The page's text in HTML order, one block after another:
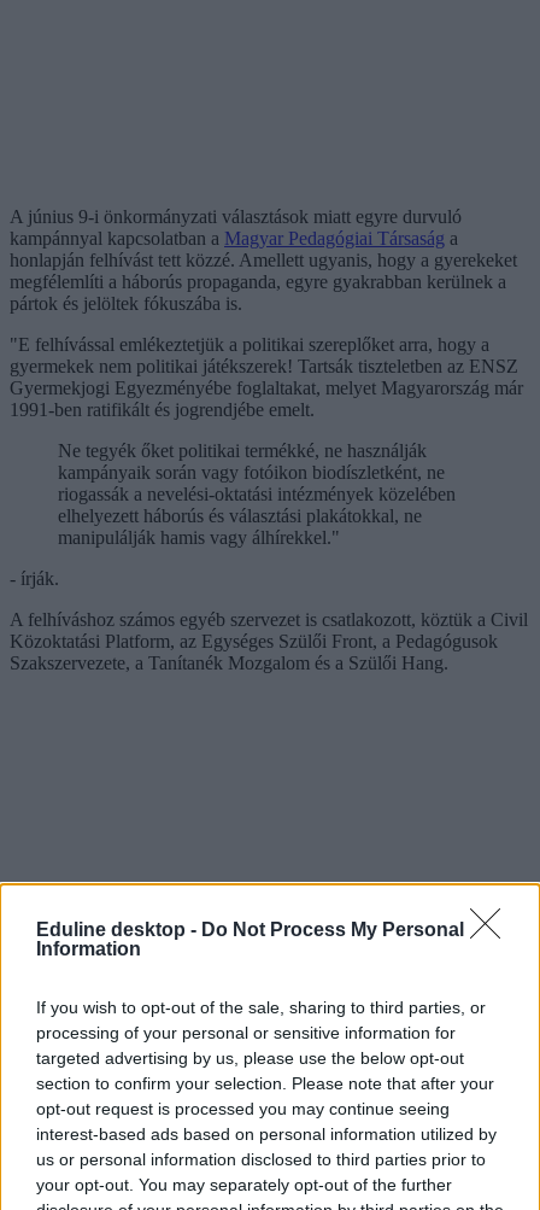
Eduline desktop - Do Not Process My Personal
Information
If you wish to opt-out of the sale, sharing to third parties, or
processing of your personal or sensitive information for
targeted advertising by us, please use the below opt-out
section to confirm your selection. Please note that after your
opt-out request is processed you may continue seeing
interest-based ads based on personal information utilized by
us or personal information disclosed to third parties prior to
your opt-out. You may separately opt-out of the further
A június 9-i önkormányzati választások miatt egyre durvuló
kampánnyal kapcsolatban a Magyar Pedagógiai Társaság a
honlapján felhívást tett közzé. Amellett ugyanis, hogy a gyerekeket
megfélemlíti a háborús propaganda, egyre gyakrabban kerülnek a
pártok és jelöltek fókuszába is.
"E felhívással emlékeztetjük a politikai szereplőket arra, hogy a
gyermekek nem politikai játékszerek! Tartsák tiszteletben az ENSZ
Gyermekjogi Egyezményébe foglaltakat, melyet Magyarország már
1991-ben ratifikált és jogrendjébe emelt.
Ne tegyék őket politikai termékké, ne használják
kampányaik során vagy fotóikon biodíszletként, ne
riogassák a nevelési-oktatási intézmények közelében
elhelyezett háborús és választási plakátokkal, ne
manipulálják hamis vagy álhírekkel."
- írják.
A felhíváshoz számos egyéb szervezet is csatlakozott, köztük a Civil
Közoktatási Platform, az Egységes Szülői Front, a Pedagógusok
Szakszervezete, a Tanítanék Mozgalom és a Szülői Hang.